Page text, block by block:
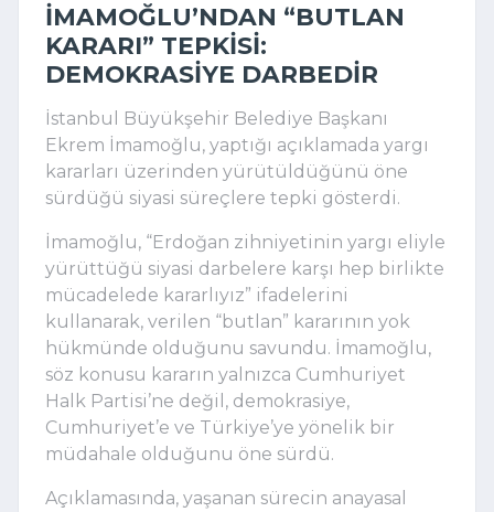
İMAMOĞLU’NDAN “BUTLAN
KARARI” TEPKISI:
DEMOKRASIYE DARBEDIR
İstanbul Büyükşehir Belediye Başkanı
Ekrem İmamoğlu, yaptığı açıklamada yargı
kararları üzerinden yürütüldüğünü öne
sürdüğü siyasi süreçlere tepki gösterdi.
İmamoğlu, “Erdoğan zihniyetinin yargı eliyle
yürüttüğü siyasi darbelere karşı hep birlikte
mücadelede kararlıyız” ifadelerini
kullanarak, verilen “butlan” kararının yok
hükmünde olduğunu savundu. İmamoğlu,
söz konusu kararın yalnızca Cumhuriyet
Halk Partisi’ne değil, demokrasiye,
Cumhuriyet’e ve Türkiye’ye yönelik bir
müdahale olduğunu öne sürdü.
Açıklamasında, yaşanan sürecin anayasal